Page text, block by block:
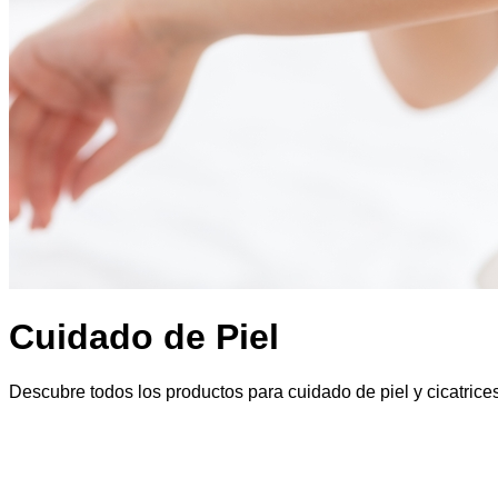
Cuidado de Piel
Descubre todos los productos para cuidado de piel y